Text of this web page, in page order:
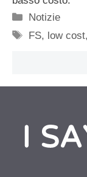
Categorie
Notizie
Tag
FS, low cost